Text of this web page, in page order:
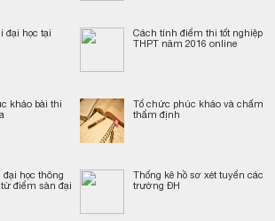
đại học tại
Cách tính điểm thi tốt nghiệp
THPT năm 2016 online
khảo bài thi
Tổ chức phúc khảo và chấm
thẩm định
đại học thông
điểm sàn đại
Thống kê hồ sơ xét tuyển các
trường ĐH